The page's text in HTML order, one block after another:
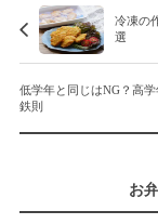
冷凍の
選
低学年と同じはNG？高
鉄則
お